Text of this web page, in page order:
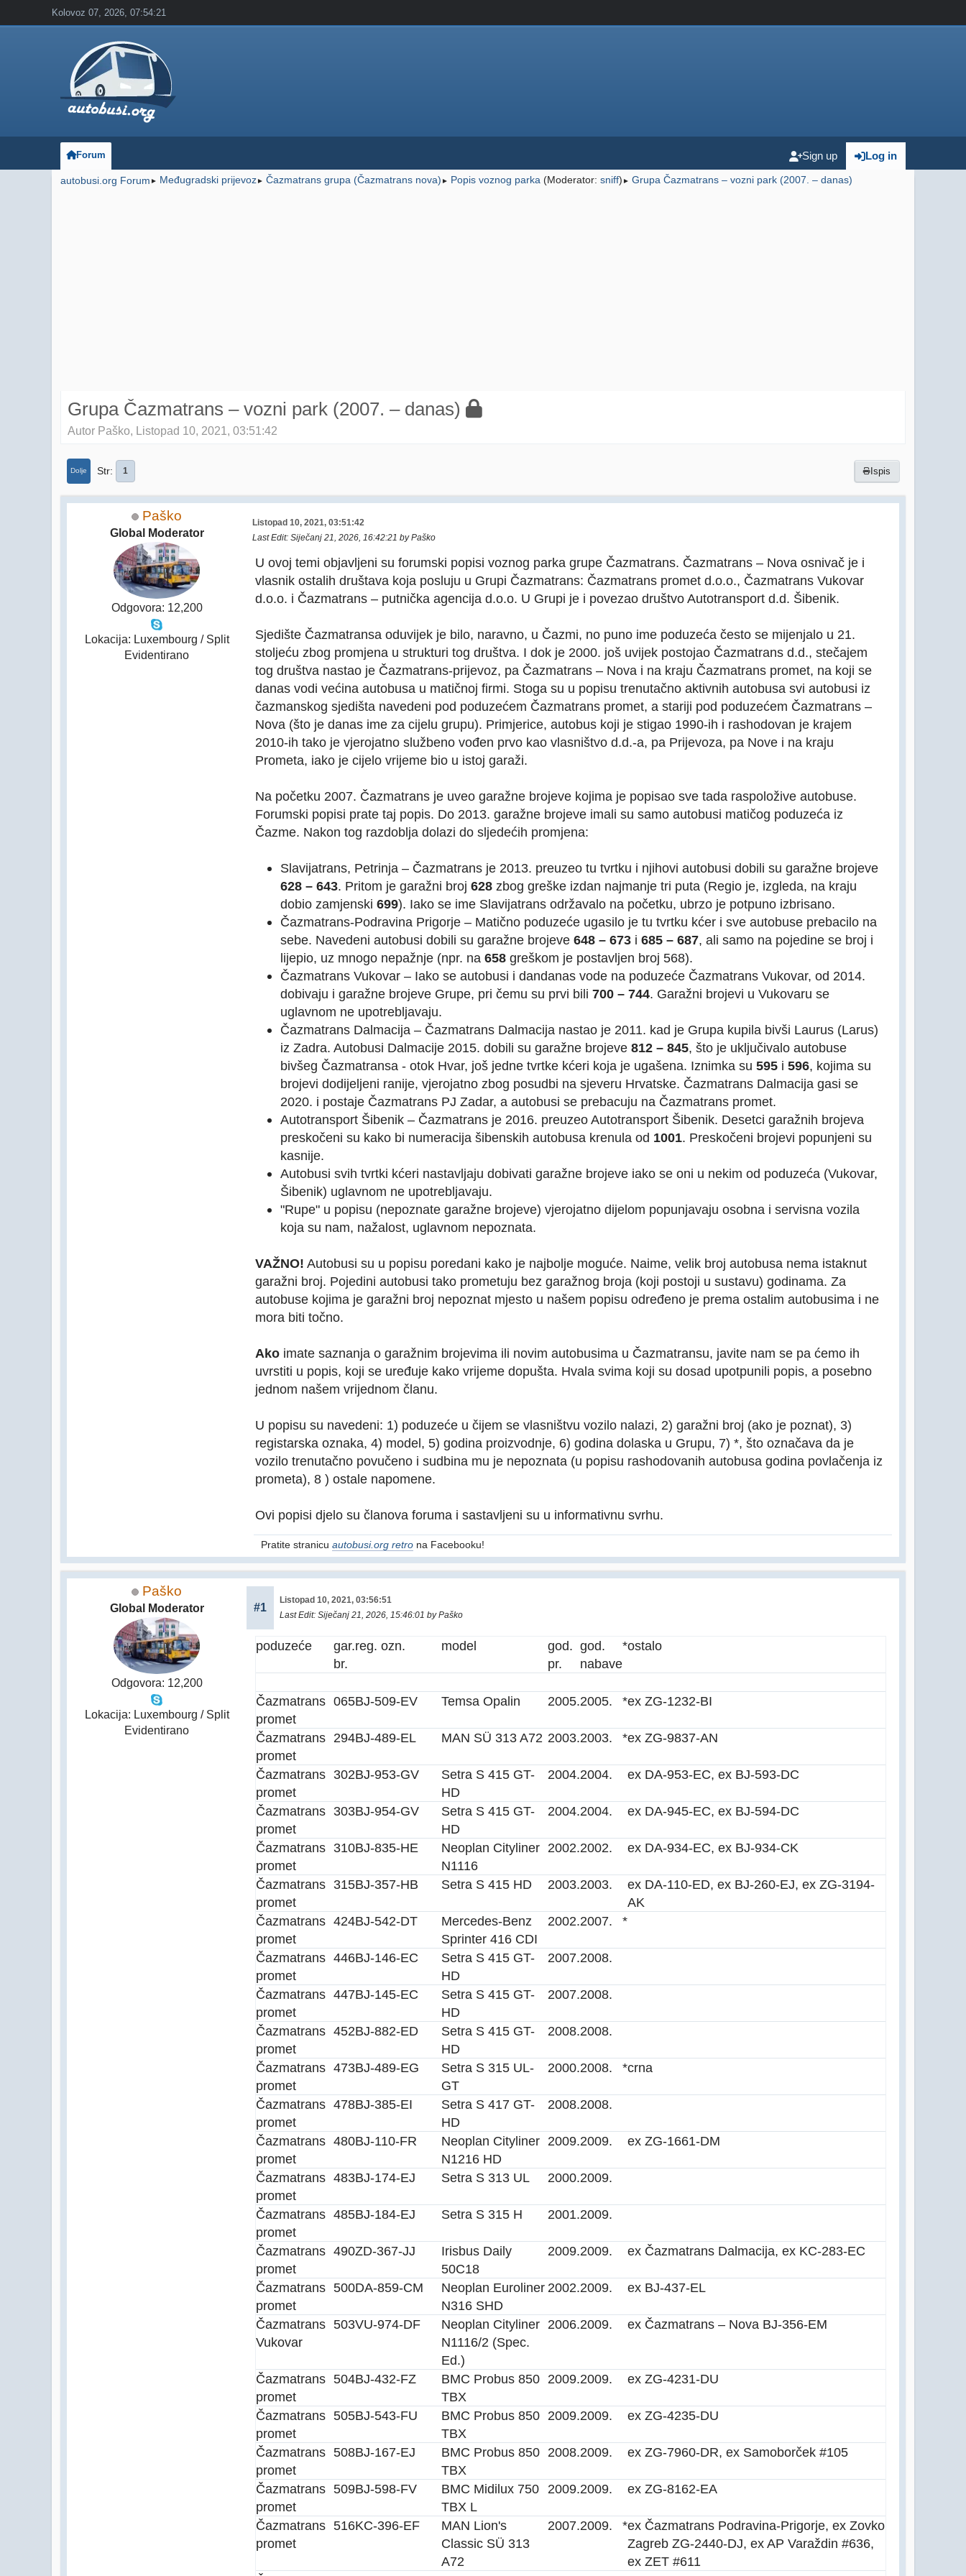
Kolovoz 07, 2026, 07:54:21
Log in
Sign up
Forum
autobusi.org Forum ► Međugradski prijevoz► Čazmatrans grupa (Čazmatrans nova) ► Popis voznog parka (Moderator: sniff) ► Grupa Čazmatrans – vozni park (2007. – danas)
Grupa Čazmatrans – vozni park (2007. – danas)
Autor Paško, Listopad 10, 2021, 03:51:42
Ispis
Dolje Str 1
Paško
Global Moderator
Odgovora: 12,200
Lokacija: Luxembourg / Split
Evidentirano
Listopad 10, 2021, 03:51:42
Last Edit: Siječanj 21, 2026, 16:42:21 by Paško
U ovoj temi objavljeni su forumski popisi voznog parka grupe Čazmatrans. Čazmatrans – Nova osnivač je i
vlasnik ostalih društava koja posluju u Grupi Čazmatrans: Čazmatrans promet d.o.o., Čazmatrans Vukovar
d.o.o. i Čazmatrans – putnička agencija d.o.o. U Grupi je i povezao društvo Autotransport d.d. Šibenik.
Sjedište Čazmatransa oduvijek je bilo, naravno, u Čazmi, no puno ime poduzeća često se mijenjalo u 21.
stoljeću zbog promjena u strukturi tog društva. I dok je 2000. još uvijek postojao Čazmatrans d.d., stečajem
tog društva nastao je Čazmatrans-prijevoz, pa Čazmatrans – Nova i na kraju Čazmatrans promet, na koji se
danas vodi većina autobusa u matičnoj firmi. Stoga su u popisu trenutačno aktivnih autobusa svi autobusi iz
čazmanskog sjedišta navedeni pod poduzećem Čazmatrans promet, a stariji pod poduzećem Čazmatrans –
Nova (što je danas ime za cijelu grupu). Primjerice, autobus koji je stigao 1990-ih i rashodovan je krajem
2010-ih tako je vjerojatno službeno vođen prvo kao vlasništvo d.d.-a, pa Prijevoza, pa Nove i na kraju
Prometa, iako je cijelo vrijeme bio u istoj garaži.
Na početku 2007. Čazmatrans je uveo garažne brojeve kojima je popisao sve tada raspoložive autobuse.
Forumski popisi prate taj popis. Do 2013. garažne brojeve imali su samo autobusi matičog poduzeća iz
Čazme. Nakon tog razdoblja dolazi do sljedećih promjena:
Slavijatrans, Petrinja – Čazmatrans je 2013. preuzeo tu tvrtku i njihovi autobusi dobili su garažne brojeve
628 – 643. Pritom je garažni broj 628 zbog greške izdan najmanje tri puta (Regio je, izgleda, na kraju
dobio zamjenski 699). Iako se ime Slavijatrans održavalo na početku, ubrzo je potpuno izbrisano.
Čazmatrans-Podravina Prigorje – Matično poduzeće ugasilo je tu tvrtku kćer i sve autobuse prebacilo na
sebe. Navedeni autobusi dobili su garažne brojeve 648 – 673 i 685 – 687, ali samo na pojedine se broj i
lijepio, uz mnogo nepažnje (npr. na 658 greškom je postavljen broj 568).
Čazmatrans Vukovar – Iako se autobusi i dandanas vode na poduzeće Čazmatrans Vukovar, od 2014.
dobivaju i garažne brojeve Grupe, pri čemu su prvi bili 700 – 744. Garažni brojevi u Vukovaru se
uglavnom ne upotrebljavaju.
Čazmatrans Dalmacija – Čazmatrans Dalmacija nastao je 2011. kad je Grupa kupila bivši Laurus (Larus)
iz Zadra. Autobusi Dalmacije 2015. dobili su garažne brojeve 812 – 845, što je uključivalo autobuse
bivšeg Čazmatransa - otok Hvar, još jedne tvrtke kćeri koja je ugašena. Iznimka su 595 i 596, kojima su
brojevi dodijeljeni ranije, vjerojatno zbog posudbi na sjeveru Hrvatske. Čazmatrans Dalmacija gasi se
2020. i postaje Čazmatrans PJ Zadar, a autobusi se prebacuju na Čazmatrans promet.
Autotransport Šibenik – Čazmatrans je 2016. preuzeo Autotransport Šibenik. Desetci garažnih brojeva
preskočeni su kako bi numeracija šibenskih autobusa krenula od 1001. Preskočeni brojevi popunjeni su
kasnije.
Autobusi svih tvrtki kćeri nastavljaju dobivati garažne brojeve iako se oni u nekim od poduzeća (Vukovar,
Šibenik) uglavnom ne upotrebljavaju.
"Rupe" u popisu (nepoznate garažne brojeve) vjerojatno dijelom popunjavaju osobna i servisna vozila
koja su nam, nažalost, uglavnom nepoznata.
VAŽNO! Autobusi su u popisu poredani kako je najbolje moguće. Naime, velik broj autobusa nema istaknut
garažni broj. Pojedini autobusi tako prometuju bez garažnog broja (koji postoji u sustavu) godinama. Za
autobuse kojima je garažni broj nepoznat mjesto u našem popisu određeno je prema ostalim autobusima i ne
mora biti točno.
Ako imate saznanja o garažnim brojevima ili novim autobusima u Čazmatransu, javite nam se pa ćemo ih
uvrstiti u popis, koji se uređuje kako vrijeme dopušta. Hvala svima koji su dosad upotpunili popis, a posebno
jednom našem vrijednom članu.
U popisu su navedeni: 1) poduzeće u čijem se vlasništvu vozilo nalazi, 2) garažni broj (ako je poznat), 3)
registarska oznaka, 4) model, 5) godina proizvodnje, 6) godina dolaska u Grupu, 7) *, što označava da je
vozilo trenutačno povučeno i sudbina mu je nepoznata (u popisu rashodovanih autobusa godina povlačenja iz
prometa), 8 ) ostale napomene.
Ovi popisi djelo su članova foruma i sastavljeni su u informativnu svrhu.
Pratite stranicu autobusi.org retro na Facebooku!
Paško
Global Moderator
Odgovora: 12,200
Lokacija: Luxembourg / Split
Evidentirano
#1
Listopad 10, 2021, 03:56:51
Last Edit: Siječanj 21, 2026, 15:46:01 by Paško
poduzeće
gar.
br.
reg. ozn. model
god.
pr.
god.
nabave
*ostalo
Čazmatrans
promet
065BJ-509-EV Temsa Opalin 2005.2005. *ex ZG-1232-BI
Čazmatrans
promet
294BJ-489-EL MAN SÜ 313 A72 2003.2003. *ex ZG-9837-AN
Čazmatrans
promet
302BJ-953-GV
Setra S 415 GT-
HD
2004.2004. ex DA-953-EC, ex BJ-593-DC
Čazmatrans
promet
303BJ-954-GV
Setra S 415 GT-
HD
2004.2004. ex DA-945-EC, ex BJ-594-DC
Čazmatrans
promet
310BJ-835-HE
Neoplan Cityliner
N1116
2002.2002. ex DA-934-EC, ex BJ-934-CK
Čazmatrans
promet
315BJ-357-HB Setra S 415 HD 2003.2003.
ex DA-110-ED, ex BJ-260-EJ, ex ZG-3194-
AK
Čazmatrans
promet
424BJ-542-DT
Mercedes-Benz
Sprinter 416 CDI
2002.2007. *
Čazmatrans
promet
446BJ-146-EC
Setra S 415 GT-
HD
2007.2008.
Čazmatrans
promet
447BJ-145-EC
Setra S 415 GT-
HD
2007.2008.
Čazmatrans
promet
452BJ-882-ED
Setra S 415 GT-
HD
2008.2008.
Čazmatrans
promet
473BJ-489-EG
Setra S 315 UL-
GT
2000.2008. *crna
Čazmatrans
promet
478BJ-385-EI
Setra S 417 GT-
HD
2008.2008.
Čazmatrans
promet
480BJ-110-FR
Neoplan Cityliner
N1216 HD
2009.2009. ex ZG-1661-DM
Čazmatrans
promet
483BJ-174-EJ Setra S 313 UL 2000.2009.
Čazmatrans
promet
485BJ-184-EJ Setra S 315 H 2001.2009.
Čazmatrans
promet
490ZD-367-JJ
Irisbus Daily
50C18
2009.2009. ex Čazmatrans Dalmacija, ex KC-283-EC
Čazmatrans
promet
500DA-859-CM
Neoplan Euroliner
N316 SHD
2002.2009. ex BJ-437-EL
Čazmatrans
Vukovar
503VU-974-DF
Neoplan Cityliner
N1116/2 (Spec.
Ed.)
2006.2009. ex Čazmatrans – Nova BJ-356-EM
Čazmatrans
promet
504BJ-432-FZ
BMC Probus 850
TBX
2009.2009. ex ZG-4231-DU
Čazmatrans
promet
505BJ-543-FU
BMC Probus 850
TBX
2009.2009. ex ZG-4235-DU
Čazmatrans
promet
508BJ-167-EJ
BMC Probus 850
TBX
2008.2009. ex ZG-7960-DR, ex Samoborček #105
Čazmatrans
promet
509BJ-598-FV
BMC Midilux 750
TBX L
2009.2009. ex ZG-8162-EA
Čazmatrans
promet
516KC-396-EF
MAN Lion's
Classic SÜ 313
A72
2007.2009. *ex Čazmatrans Podravina-Prigorje, ex Zovko
Zagreb ZG-2440-DJ, ex AP Varaždin #636,
ex ZET #611